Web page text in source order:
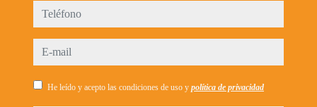
teléfono
e-mail
He leído y acepto las condiciones de uso y política de privacidad